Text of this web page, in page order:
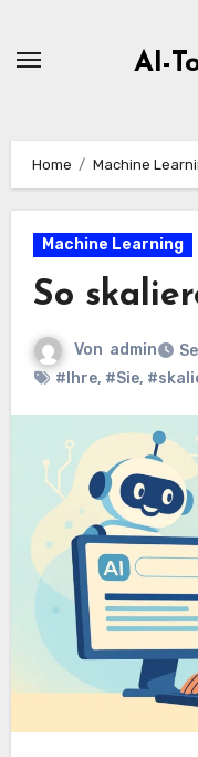
AI-
Home Machine
Machine Learning
So
Von admin
#Ihre, #Sie,